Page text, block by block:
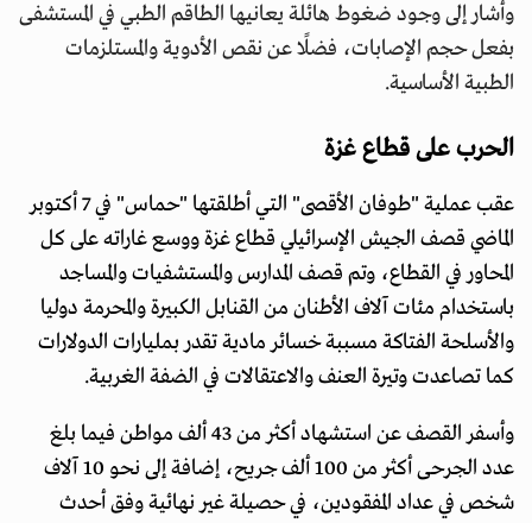
وأشار إلى وجود ضغوط هائلة يعانيها الطاقم الطبي في المستشفى
بفعل حجم الإصابات، فضلًا عن نقص الأدوية والمستلزمات
الطبية الأساسية.
الحرب على قطاع غزة
عقب عملية "طوفان الأقصى" التي أطلقتها "حماس" في 7 أكتوبر
الماضي قصف الجيش الإسرائيلي قطاع غزة ووسع غاراته على كل
المحاور في القطاع، وتم قصف المدارس والمستشفيات والمساجد
باستخدام مئات آلاف الأطنان من القنابل الكبيرة والمحرمة دوليا
والأسلحة الفتاكة مسببة خسائر مادية تقدر بمليارات الدولارات
كما تصاعدت وتيرة العنف والاعتقالات في الضفة الغربية.
وأسفر القصف عن استشهاد أكثر من 43 ألف مواطن فيما بلغ
عدد الجرحى أكثر من 100 ألف جريح، إضافة إلى نحو 10 آلاف
شخص في عداد المفقودين، في حصيلة غير نهائية وفق أحدث